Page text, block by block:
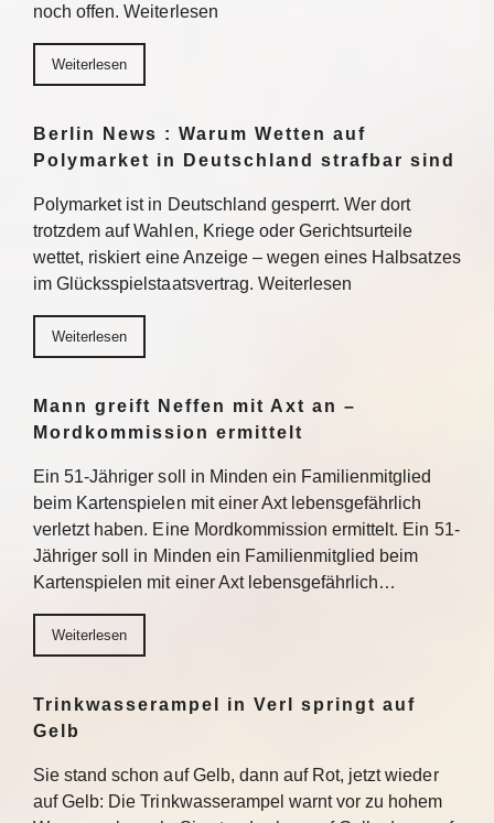
noch offen. Weiterlesen
Weiterlesen
Berlin News : Warum Wetten auf
Polymarket in Deutschland strafbar sind
Polymarket ist in Deutschland gesperrt. Wer dort
trotzdem auf Wahlen, Kriege oder Gerichtsurteile
wettet, riskiert eine Anzeige – wegen eines Halbsatzes
im Glücksspielstaatsvertrag. Weiterlesen
Weiterlesen
Mann greift Neffen mit Axt an –
Mordkommission ermittelt
Ein 51-Jähriger soll in Minden ein Familienmitglied
beim Kartenspielen mit einer Axt lebensgefährlich
verletzt haben. Eine Mordkommission ermittelt. Ein 51-
Jähriger soll in Minden ein Familienmitglied beim
Kartenspielen mit einer Axt lebensgefährlich…
Weiterlesen
Trinkwasserampel in Verl springt auf
Gelb
Sie stand schon auf Gelb, dann auf Rot, jetzt wieder
auf Gelb: Die Trinkwasserampel warnt vor zu hohem